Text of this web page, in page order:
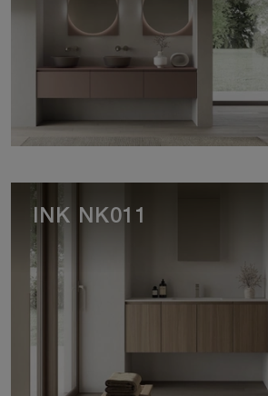
INK NK011